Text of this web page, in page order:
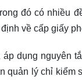
đó có nhiều
về cấp giấy
dụng nguyên
quản lý chỉ kiểm